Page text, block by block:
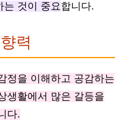
는 것이 중요합니다.
력
정을 이해하고 공감하는
생활에서 많은 갈등을
다.